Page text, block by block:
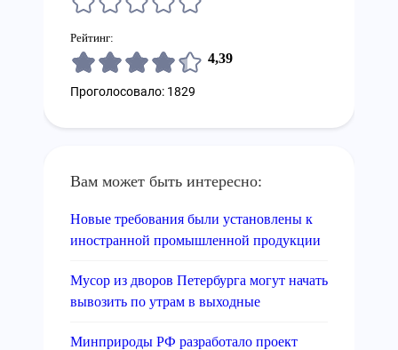
Рейтинг:
4,39
Проголосовало: 1829
Вам может быть интересно:
Новые требования были установлены к
иностранной промышленной продукции
Мусор из дворов Петербурга могут начать
вывозить по утрам в выходные
Минприроды РФ разработало проект